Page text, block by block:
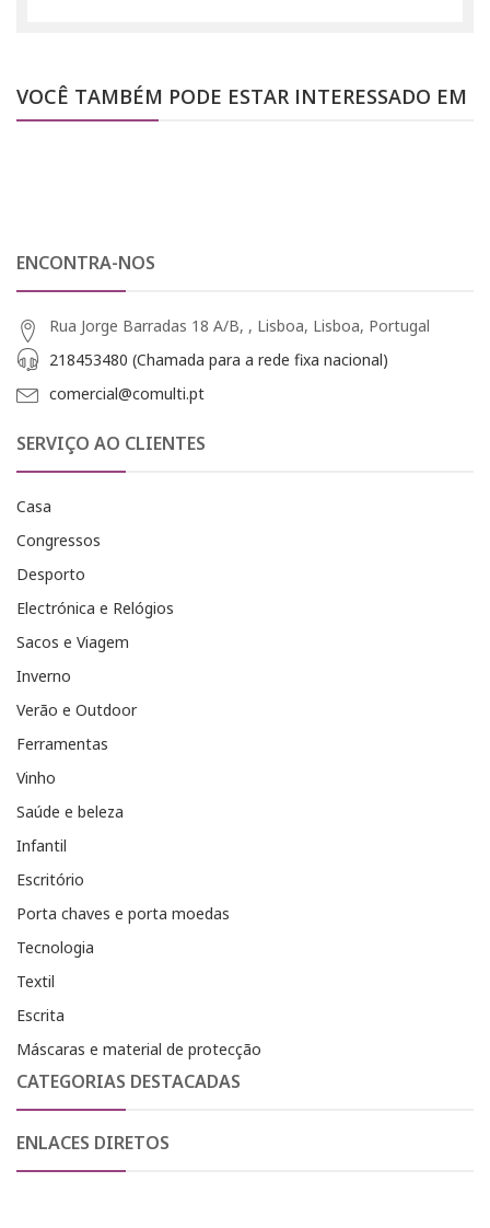
VOCÊ TAMBÉM PODE ESTAR INTERESSADO EM
ENCONTRA-NOS
Rua Jorge Barradas 18 A/B, , Lisboa, Lisboa, Portugal
218453480 (Chamada para a rede fixa nacional)
comercial@comulti.pt
SERVIÇO AO CLIENTES
Casa
Congressos
Desporto
Electrónica e Relógios
Sacos e Viagem
Inverno
Verão e Outdoor
Ferramentas
Vinho
Saúde e beleza
Infantil
Escritório
Porta chaves e porta moedas
Tecnologia
Textil
Escrita
Máscaras e material de protecção
CATEGORIAS DESTACADAS
ENLACES DIRETOS